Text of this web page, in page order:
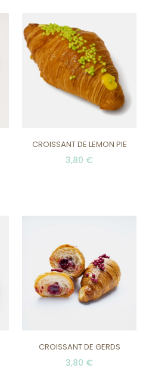
CROISSANT DE LEMON PIE
3,80 €
CROISSANT DE GERDS
3,80 €